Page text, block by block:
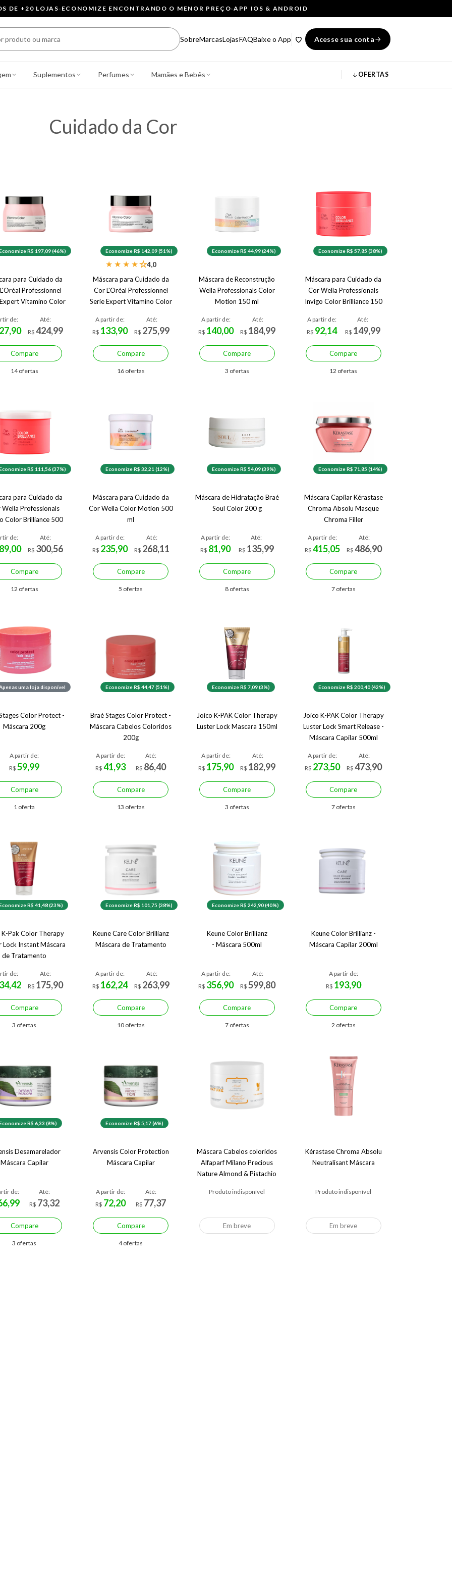
DE +20 LOJAS· ECONOMIZE ENCONTRANDO O MENOR PREÇO·APP IOS & ANDROID
SobreMarcasLojasFAQBaixe o App Acesse sua conta
Suplementos Perfumes Mamães e Bebês OFERTAS
Cuidado da Cor
R$ 197,09 (46%)
para Cuidado da
Professionnel
Vitamino Color
de:
Até:
R$ 424,99
Compare
14 ofertas
Economize R$ 142,09 (51%)
★ ★ ★ ★★4,0
Máscara para Cuidado da
Cor L'Oréal Professionnel
Serie Expert Vitamino Color
A partir de:
R$ 133,90
Até:
R$ 275,99
Compare
16 ofertas
Economize R$ 44,99 (24%)
Máscara de Reconstrução
Wella Professionals Color
Motion 150 ml
A partir de:
R$ 140,00
Até:
R$ 184,99
Compare
3 ofertas
Economize R$ 57,85 (38%)
Máscara para Cuidado da
Cor Wella Professionals
Invigo Color Brilliance 150
A partir de:
R$ 92,14
Até:
R$ 149,99
Compare
12 ofertas
R$ 111,56 (37%)
para Cuidado da
Wella Professionals
Color Brilliance 500
de:
Até:
R$ 300,56
Compare
12 ofertas
Economize R$ 32,21 (12%)
Máscara para Cuidado da
Cor Wella Color Motion 500
ml
A partir de:
R$ 235,90
Até:
R$ 268,11
Compare
5 ofertas
Economize R$ 54,09 (39%)
Máscara de Hidratação Braé
Soul Color 200 g
A partir de:
R$ 81,90
Até:
R$ 135,99
Compare
8 ofertas
Economize R$ 71,85 (14%)
Máscara Capilar Kérastase
Chroma Absolu Masque
Chroma Filler
A partir de:
R$415,05
Até:
R$486,90
Compare
7 ofertas
uma loja disponível
Color Protect -
Máscara 200g
A partir de:
R$59,99
Compare
1 oferta
Economize R$ 44,47 (51%)
Braè Stages Color Protect -
Máscara Cabelos Coloridos
200g
A partir de:
R$41,93
Até:
R$ 86,40
Compare
13 ofertas
Economize R$ 7,09 (3%)
Joico K-PAK Color Therapy
Luster Lock Mascara 150ml
A partir de:
R$ 175,90
Até:
R$ 182,99
Compare
3 ofertas
Economize R$ 200,40 (42%)
Joico K-PAK Color Therapy
Luster Lock Smart Release -
Máscara Capilar 500ml
A partir de:
R$ 273,50
Até:
R$473,90
Compare
7 ofertas
R$ 41,48 (23%)
K-Pak Color Therapy
Lock Instant Máscara
de Tratamento
de:
Até:
R$ 175,90
Compare
3 ofertas
Economize R$ 101,75 (38%)
Keune Care Color Brillianz
Máscara de Tratamento
A partir de:
R$ 162,24
Até:
R$ 263,99
Compare
10 ofertas
Economize R$ 242,90 (40%)
Keune Color Brillianz
- Máscara 500ml
A partir de:
R$ 356,90
Até:
R$599,80
Compare
7 ofertas
Keune Color Brillianz -
Máscara Capilar 200ml
A partir de:
R$ 193,90
Compare
2 ofertas
R$ 6,33 (8%)
Desamarelador
Máscara Capilar
de:
Até:
R$ 73,32
Compare
3 ofertas
Economize R$ 5,17 (6%)
Arvensis Color Protection
Máscara Capilar
A partir de:
R$ 72,20
Até:
R$ 77,37
Compare
4 ofertas
Máscara Cabelos coloridos
Alfaparf Milano Precious
Nature Almond & Pistachio
Produto indisponível
Em breve
Kérastase Chroma Absolu
Neutralisant Máscara
Produto indisponível
Em breve